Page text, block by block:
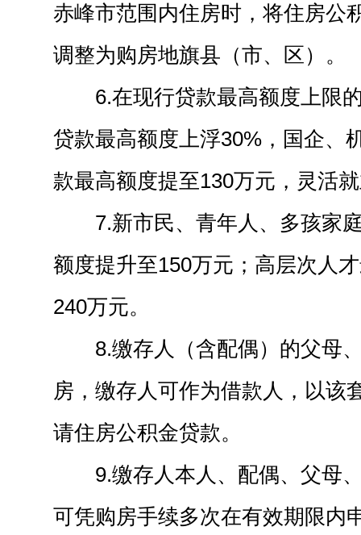
赤峰市范围内住房时，将住房公
调整为购房地旗县（市、区）。
6.在现行贷款最高额度上限
贷款最高额度上浮30%，国企、
款最高额度提至130万元，灵活
7.新市民、青年人、多孩家
额度提升至150万元；高层次人
240万元。
8.缴存人（含配偶）的父母
房，缴存人可作为借款人，以该
请住房公积金贷款。
9.缴存人本人、配偶、父母
可凭购房手续多次在有效期限内